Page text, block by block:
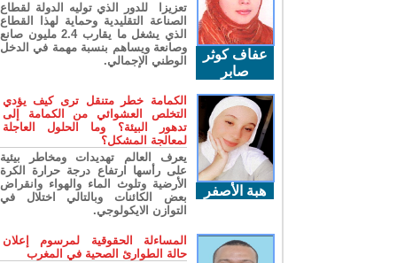
عفاف كوثر
صابر
تعزيزا للدور الذي توليه الدولة لقطاع
الصناعة التقليدية وحماية لهذا القطاع
الذي يشغل ما يقارب 2.4 مليون صانع
وصانعة ويساهم بنسبة مهمة في الدخل
الوطني الإجمالي.
هبة الأصفر
الكمامة خطر متنقل ترى كيف يؤدي
التخلص العشوائي من الكمامة إلى
تدهور البيئة؟ وما الحلول العاجلة
لمعالجة المشكل؟
يعرف العالم تهديدات ومخاطر بيئية
على رأسها ارتفاع درجة حرارة الكرة
الأرضية وتلوث الماء والهواء وانقراض
بعض الكائنات وبالتالي اختلال في
التوازن الايكولوجي.
المساءلة الحقوقية لمرسوم إعلان
حالة الطوارئ الصحية في المغرب